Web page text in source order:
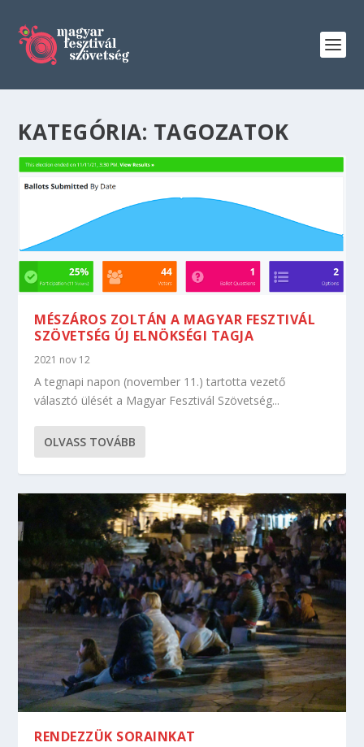
KATEGÓRIA: TAGOZATOK
MÉSZÁROS ZOLTÁN A MAGYAR FESZTIVÁL
SZÖVETSÉG ÚJ ELNÖKSÉGI TAGJA
2021 nov 12
A tegnapi napon (november 11.) tartotta vezető
választó ülését a Magyar Fesztivál Szövetség...
OLVASS TOVÁBB
RENDEZZÜK SORAINKAT